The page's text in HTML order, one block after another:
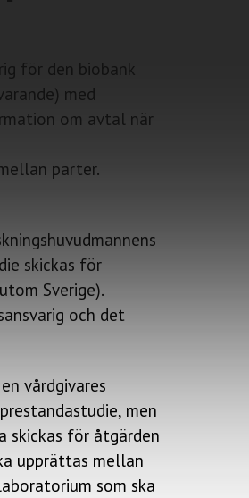
för den biobank
med
om avtal när
parter.
skickas för
Sverige).
och det
vårdgivares
men
skickas för åtgärden
upprättas mellan
som ska